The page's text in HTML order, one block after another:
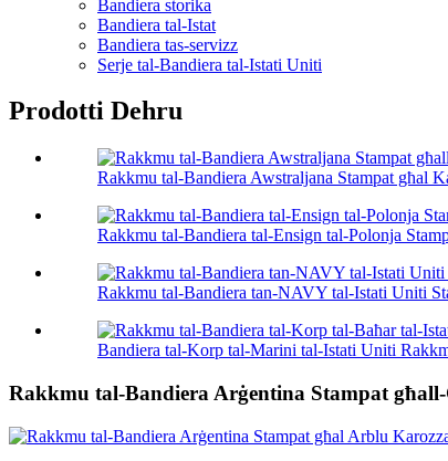
Bandiera storika
Bandiera tal-Istat
Bandiera tas-servizz
Serje tal-Bandiera tal-Istati Uniti
Prodotti Dehru
Rakkmu tal-Bandiera Awstraljana Stampat għal
Rakkmu tal-Bandiera tal-Ensign tal-Polonja
Rakkmu tal-Bandiera tan-NAVY tal-Istati Uniti
Bandiera tal-Korp tal-Marini tal-Istati Uniti
Rakkmu tal-Bandiera Arġentina Stampat